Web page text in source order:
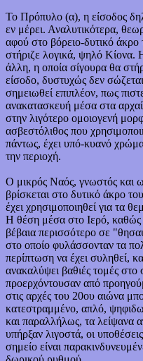
Το Πρόπυλο (α), η είσοδος
εν μέρει. Αναλυτικότερα,
αφού στο βόρειο-δυτικό άκρο
στήριζε λογικά, ψηλό Κίονα.
άλλη, η οποία σίγουρα θα
είσοδο, δυστυχώς δεν
σημειωθεί επιπλέον, πως
ανακατασκευή μέσα στα
στην λιγότερο ομοιογενή
ασβεστόλιθος που
πάντως, έχει υπό-κυανό
την περιοχή.
Ο μικρός Ναός, γνωστός και
βρίσκεται στο δυτικό άκρο
έχει χρησιμοποιηθεί για τα
Η θέση μέσα στο Ιερό, καθώς
βέβαια περισσότερο σε
στο οποίο φυλάσσονταν τα
περίπτωση να έχει συληθεί,
ανακαλύψει βαθιές τομές στο
προερχόντουσαν από
στις αρχές του 20ου αιώνα
κατεστραμμένο, απλό,
και παραλλήλως, τα λείψανα
υπήρξαν λιγοστά, οι
σημείο είναι